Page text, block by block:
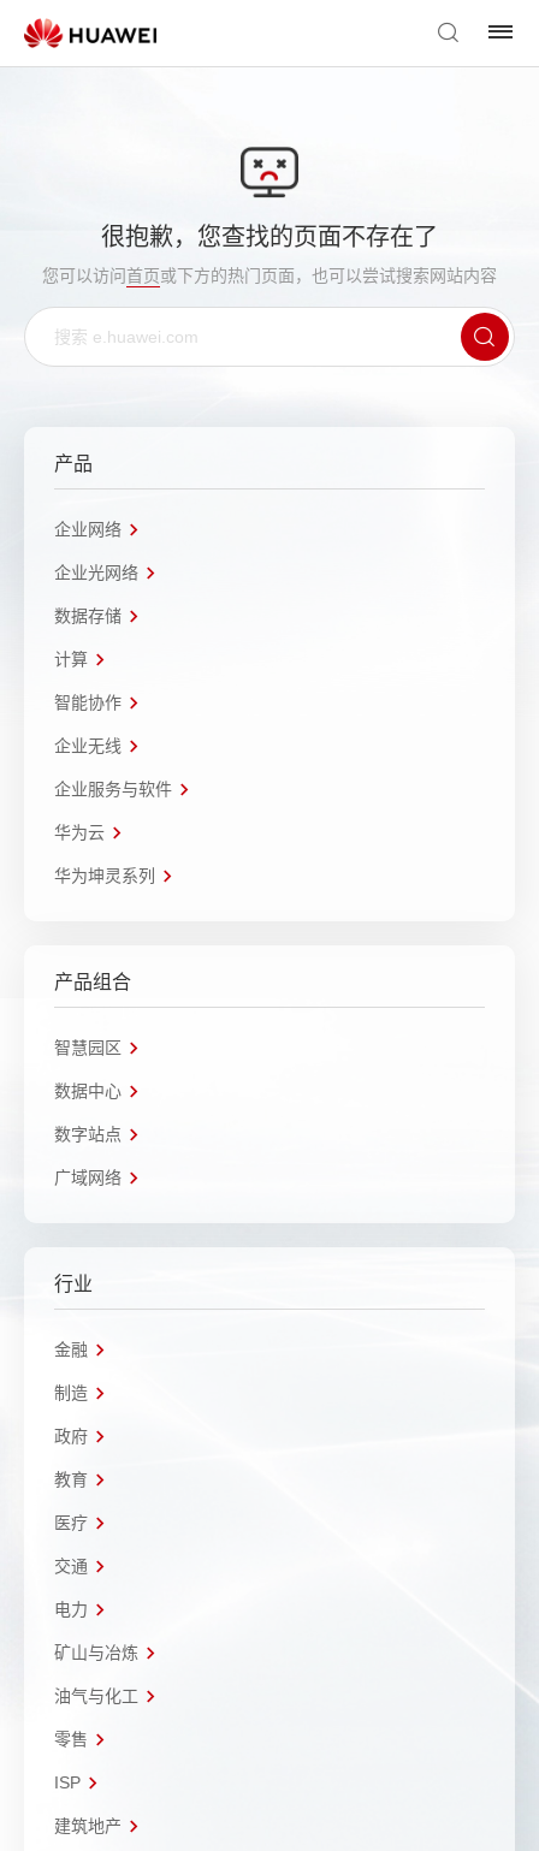
很抱歉，您查找的页面不存在了
您可以访问首页或下方的热门页面，也可以尝试搜索网站内容
产品
企业网络
企业光网络
数据存储
计算
智能协作
企业无线
企业服务与软件
华为云
华为坤灵系列
产品组合
智慧园区
数据中心
数字站点
广域网络
行业
金融
制造
政府
教育
医疗
交通
电力
矿山与冶炼
油气与化工
零售
ISP
建筑地产